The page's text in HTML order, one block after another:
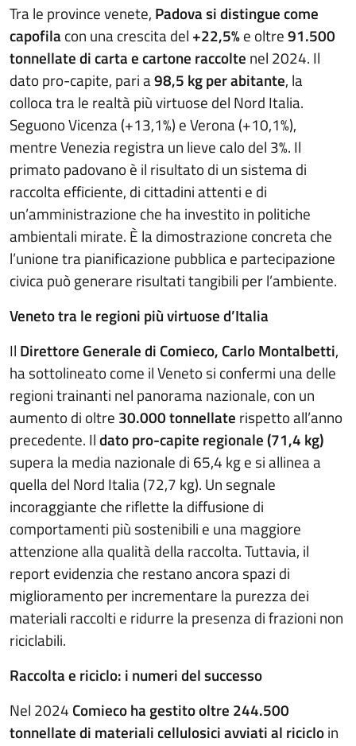
Tra le province venete, Padova si distingue come
capofila con una crescita del +22,5%e oltre91.500
tonnellate di carta e cartone raccolte nel 2024. Il
dato pro-capite, pari a98,5 kg per abitante, la
colloca tra le realtà più virtuose del Nord Italia.
Seguono Vicenza (+13,1%) e Verona (+10,1%),
mentre Venezia registra un lieve calo del 3%. Il
primato padovano è il risultato di un sistema di
raccolta efficiente, di cittadini attenti e di
un’amministrazione che ha investito in politiche
ambientali mirate. È la dimostrazione concreta che
l’unione tra pianificazione pubblica e partecipazione
civica può generare risultati tangibili per l’ambiente.
Veneto tra le regioni più virtuose d’Italia
Il Direttore Generale di Comieco, Carlo Montalbetti,
ha sottolineato come il Veneto si confermi una delle
regioni trainanti nel panorama nazionale, con un
aumento di oltre 30.000 tonnellate rispetto all’anno
precedente. Ildato pro-capite regionale (71,4 kg)
supera la media nazionale di 65,4 kg e si allinea a
quella del Nord Italia (72,7 kg). Un segnale
incoraggiante che riflette la diffusione di
comportamenti più sostenibili e una maggiore
attenzione alla qualità della raccolta. Tuttavia, il
report evidenzia che restano ancora spazi di
miglioramento per incrementare la purezza dei
materiali raccolti e ridurre la presenza di frazioni non
riciclabili.
Raccolta e riciclo: i numeri del successo
Nel 2024 Comieco ha gestito oltre 244.500
tonnellate di materiali cellulosici avviati al ricicloin